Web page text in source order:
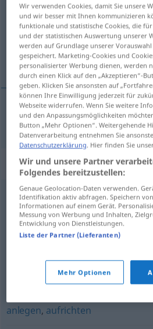
Übersicht aller
(Für mehr Details die Übersetzung
setja frá sér
setja(frá sér) hinstellen
Synonyme für
ablegen,abstellen,ausrichten
nennen,(jemanden etwas)
(jemanden irgendwohin) stellen,
anlegen, aufrichten
Wir verwenden Cookies, damit Sie unsere
und wir besser mit Ihnen kommunizieren
funktionale und statistische Cookies, die
und der statistischen Auswertung unserer
werden auf Grundlage unserer
gespeichert. Marketing-Cookies und
personalisierter Werbung dienen, werden
durch einen Klick auf den „Akzeptieren“-
geben. Klicken Sie ansonsten auf
können Ihre Einwilligung jederzeit für
Webseite widerrufen. Wenn Sie weitere
und den Anpassungsmöglichkeiten
Button „Mehr Optionen“. Weitergehende
Datenverarbeitung entnehmen Sie
Datenschutzerklärung. Hier finden Sie
Wir und unsere Partner
Folgendes bereitzustellen:
Genaue Geolocation-Daten verwenden.
Identifikation aktiv abfragen. Speichern
Informationen auf einem Gerät.
Messung von Werbung und Inhalten,
Entwicklung von Dienstleistungen.
Liste der Partner (Lieferanten)
Mehr Optionen